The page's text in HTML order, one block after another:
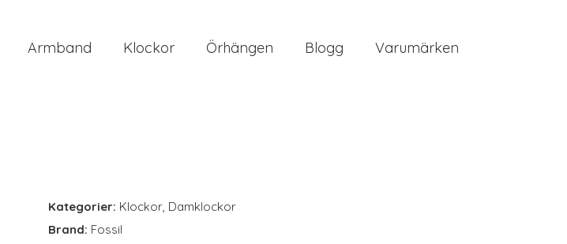
Armband Klockor Örhängen Blogg Varumärken
Kategorier: Klockor, Damklockor
Brand: Fossil